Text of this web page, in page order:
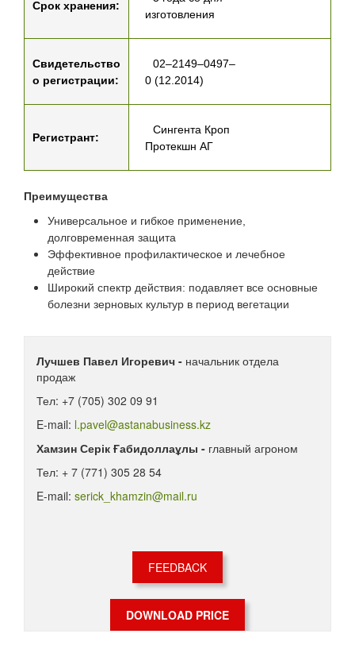
Срок хранения:
изготовления
Свидетельство
о регистрации:
02–2149–0497–
0 (12.2014)
Регистрант:
Сингента Кроп
Протекшн АГ
Преимущества
Универсальное и гибкое применение,
долговременная защита
Эффективное профилактическое и лечебное
действие
Широкий спектр действия: подавляет все основные
болезни зерновых культур в период вегетации
Лучшев Павел Игоревич - начальник отдела
продаж
Тел: +7 (705) 302 09 91
E-mail: l.pavel@astanabusiness.kz
Хамзин Серік Ғабидоллаұлы - главный агроном
Тел: + 7 (771) 305 28 54
E-mail: serick_khamzin@mail.ru
FEEDBACK
DOWNLOAD PRICE